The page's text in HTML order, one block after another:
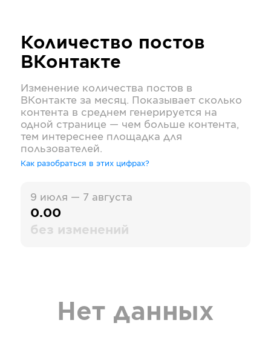
Количество постов
ВКонтакте
Изменение количества постов в
ВКонтакте за месяц. Показывает сколько
контента в среднем генерируется на
одной странице — чем больше контента,
тем интереснее площадка для
пользователей.
Как разобраться в этих цифрах?
9 июля — 7 августа
0.00
без изменений
Нет данных